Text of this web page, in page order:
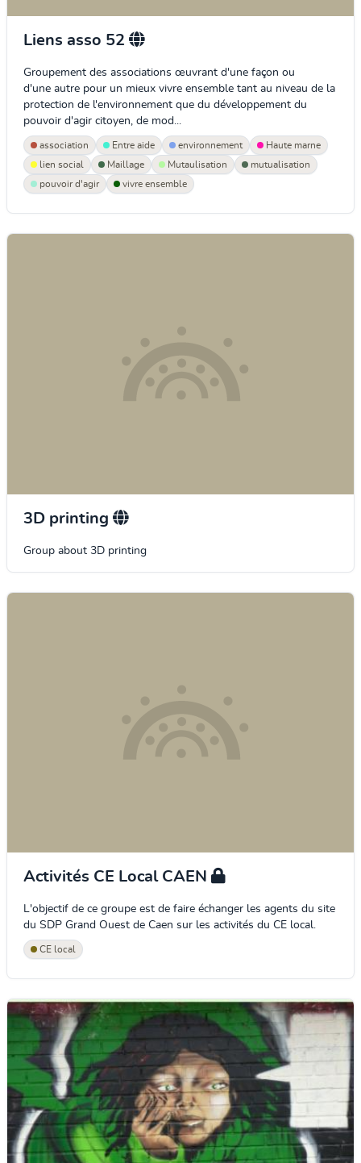
Liens asso 52
Groupement des associations œuvrant d'une façon ou
d'une autre pour un mieux vivre ensemble tant au niveau de la
protection de l'environnement que du développement du
pouvoir d'agir citoyen, de mod...
association Entre aide environnement
Haute marne
lien social
Maillage Mutaulisation
mutualisation
pouvoir d'agir
vivre ensemble
3D printing
Group about 3D printing
Activités CE Local CAEN
L'objectif de ce groupe est de faire échanger les agents du site
du SDP Grand Ouest de Caen sur les activités du CE local.
CE local